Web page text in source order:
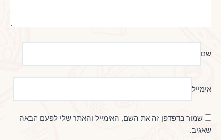
שם
אימייל
שמור בדפדפן זה את השם, האימייל והאתר שלי לפעם הבאה
שאגיב.